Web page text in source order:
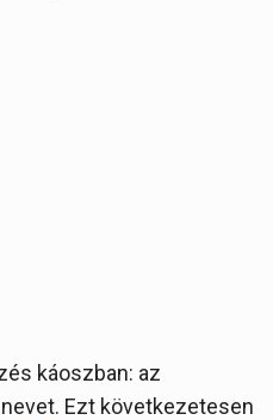
káoszban: az
Ezt következetesen